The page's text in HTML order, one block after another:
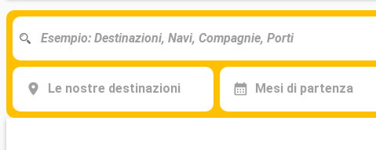
Le nostre destinazioni Mesi di partenza